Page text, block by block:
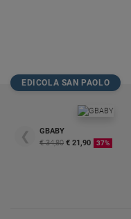
EDICOLA SAN PAOLO
❮
GBABY
€ 34,80 € 21,90 37%